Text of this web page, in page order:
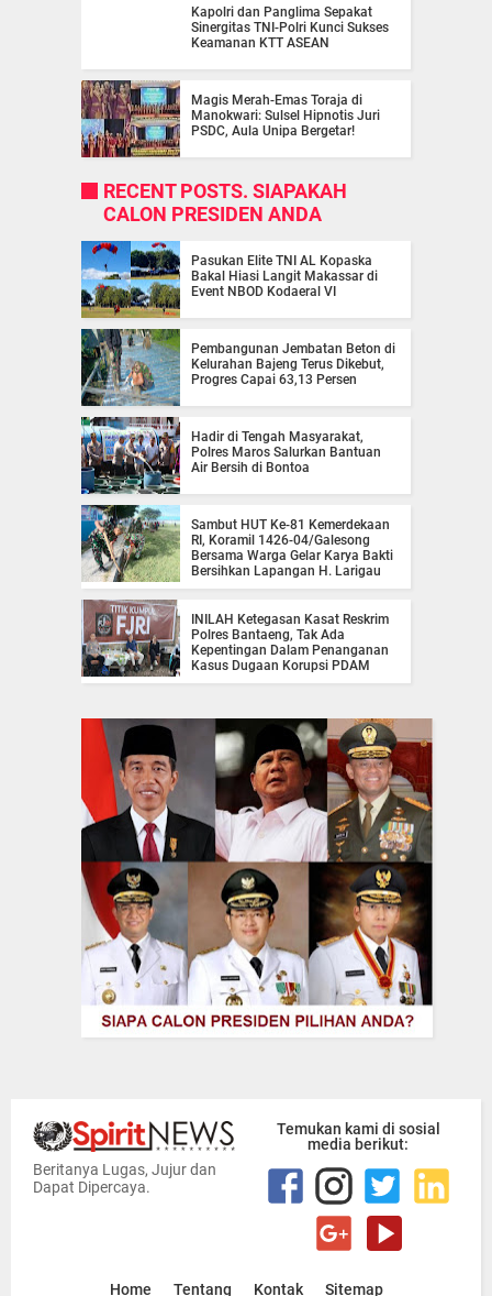
Kapolri dan Panglima Sepakat
Sinergitas TNI-Polri Kunci Sukses
Keamanan KTT ASEAN
Magis Merah-Emas Toraja di
Manokwari: Sulsel Hipnotis Juri
PSDC, Aula Unipa Bergetar!
RECENT POSTS. SIAPAKAH
CALON PRESIDEN ANDA
Pasukan Elite TNI AL Kopaska
Bakal Hiasi Langit Makassar di
Event NBOD Kodaeral VI
Pembangunan Jembatan Beton di
Kelurahan Bajeng Terus Dikebut,
Progres Capai 63,13 Persen
Hadir di Tengah Masyarakat,
Polres Maros Salurkan Bantuan
Air Bersih di Bontoa
Sambut HUT Ke-81 Kemerdekaan
RI, Koramil 1426-04/Galesong
Bersama Warga Gelar Karya Bakti
Bersihkan Lapangan H. Larigau
INILAH Ketegasan Kasat Reskrim
Polres Bantaeng, Tak Ada
Kepentingan Dalam Penanganan
Kasus Dugaan Korupsi PDAM
Beritanya Lugas, Jujur dan
Dapat Dipercaya.
Temukan kami di sosial
media berikut:
Home Tentang Kontak Sitemap